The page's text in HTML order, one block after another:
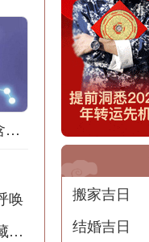
梦到拔竹笋是什么含义？解梦用中文写一篇文章
唤
半夜出殡撞人梦境解析：周公解梦告诉你潜藏的含义
搬家吉日
结婚吉日